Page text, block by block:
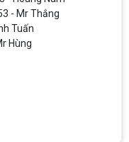
- Mr Thắng
Tuấn
Hùng